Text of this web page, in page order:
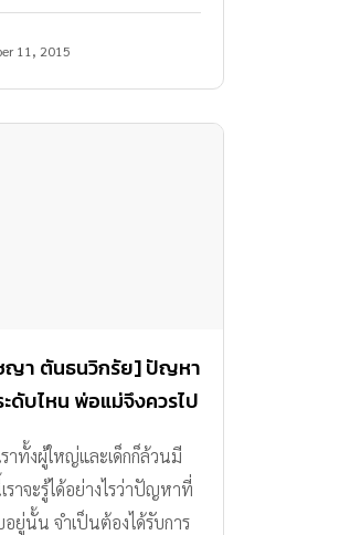
11, 2015
า ตันธนวิกรัย] ปัญหา
ดับไหน พ่อแม่จึงควรไป
าทั้งผู้ใหญ่และเด็กก็ล้วนมี
ราจะรู้ได้อย่างไรว่าปัญหาที่
อยู่นั้น จำเป็นต้องได้รับการ